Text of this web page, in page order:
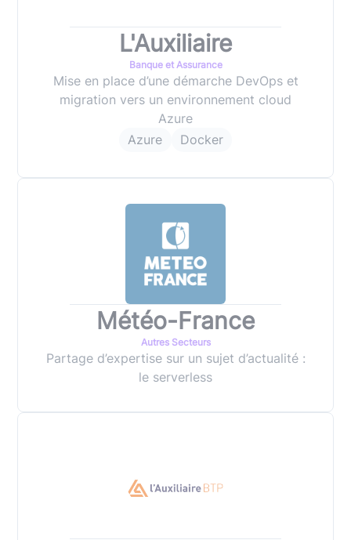
L'Auxiliaire
Banque et Assurance
Mise en place d’une démarche DevOps et
migration vers un environnement cloud
Azure
Azure
Docker
Météo-France
Autres Secteurs
Partage d’expertise sur un sujet d’actualité :
le serverless